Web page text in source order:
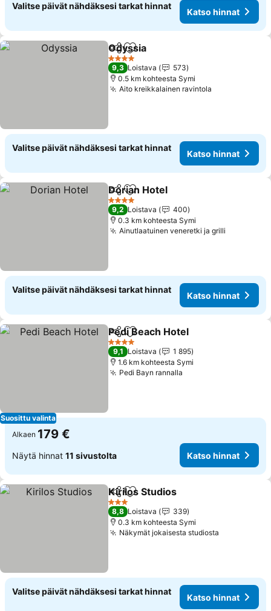
Valitse päivät nähdäksesi tarkat hinnat
Katso hinnat
Jaa Lisää suosikkeihin
Odyssia
4 Tähtiluokitus
9,3 Loistava
573
0.5 km kohteesta Symi
Aito kreikkalainen ravintola
Valitse päivät nähdäksesi tarkat hinnat
Katso hinnat
Jaa Lisää suosikkeihin
Dorian Hotel
4 Tähtiluokitus
9,2 Loistava
400
0.3 km kohteesta Symi
Ainutlaatuinen veneretki ja grilli
Valitse päivät nähdäksesi tarkat hinnat
Katso hinnat
Suosittu valinta
Jaa Lisää suosikkeihin
Pedi Beach Hotel
4 Tähtiluokitus
9,1 Loistava
1 895
1.6 km kohteesta Symi
Pedi Bayn rannalla
Alkaen 179 €
Näytä hinnat 11 sivustolta Katso hinnat
Jaa Lisää suosikkeihin
Kirilos Studios
3 Tähtiluokitus
8,8 Loistava
339
0.3 km kohteesta Symi
Näkymät jokaisesta studiosta
Valitse päivät nähdäksesi tarkat hinnat
Katso hinnat